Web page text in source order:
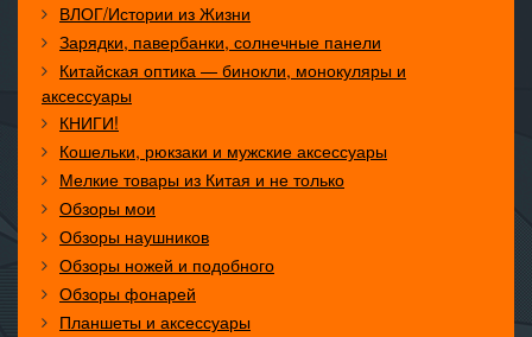
ВЛОГ/Истории из Жизни
Зарядки, павербанки, солнечные панели
Китайская оптика — бинокли, монокуляры и
аксессуары
КНИГИ!
Кошельки, рюкзаки и мужские аксессуары
Мелкие товары из Китая и не только
Обзоры мои
Обзоры наушников
Обзоры ножей и подобного
Обзоры фонарей
Планшеты и аксессуары